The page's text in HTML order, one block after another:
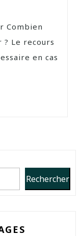
Combien
? Le recours
en cas
Rechercher